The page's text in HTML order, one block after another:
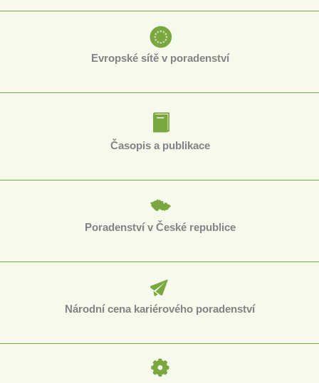
Evropské sítě v poradenství
Časopis a publikace
Poradenství v České republice
Národní cena kariérového poradenství